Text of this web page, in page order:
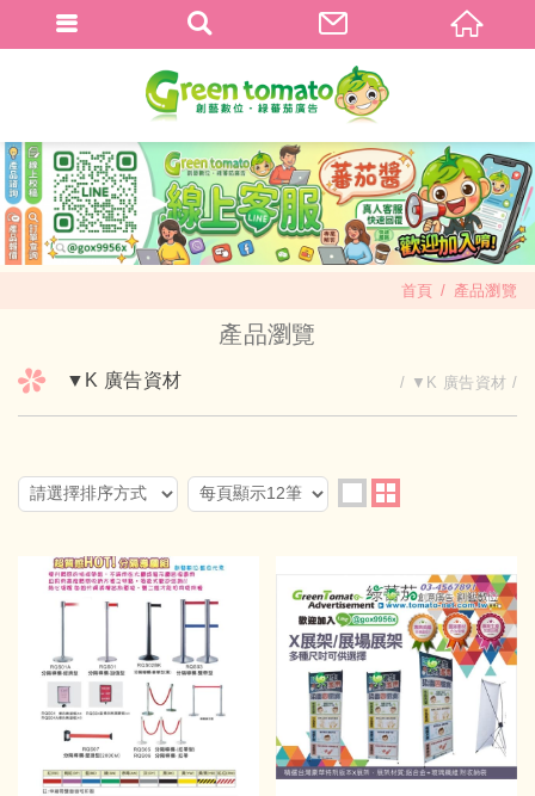
產品瀏覽
首頁 產品瀏覽
▼K 廣告資材 ▼K 廣告資材